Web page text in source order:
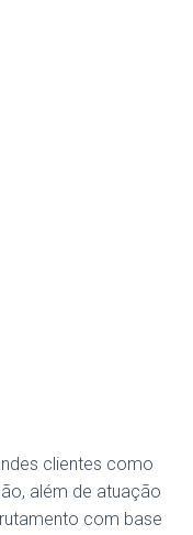
clientes como
além de atuação
com base